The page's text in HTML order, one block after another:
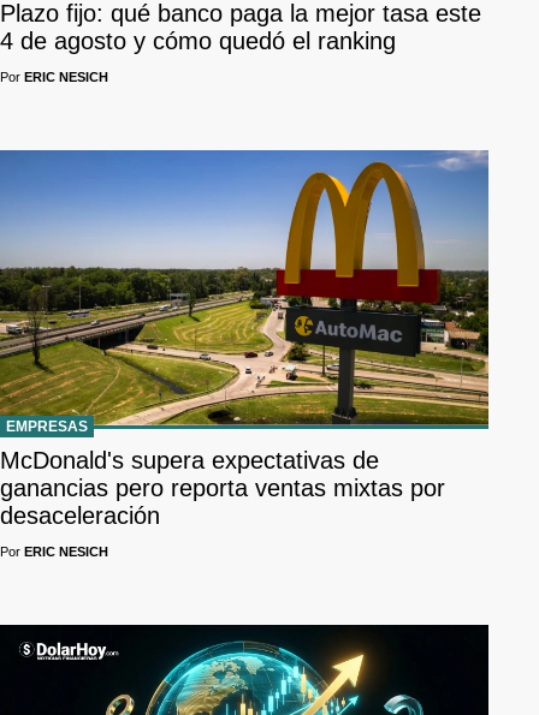
Plazo fijo: qué banco paga la mejor tasa este
4 de agosto y cómo quedó el ranking
Por ERIC NESICH
EMPRESAS
McDonald's supera expectativas de
ganancias pero reporta ventas mixtas por
desaceleración
Por ERIC NESICH